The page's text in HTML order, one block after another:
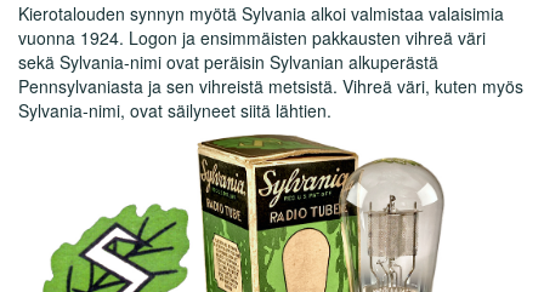
Kierotalouden synnyn myötä Sylvania alkoi valmistaa valaisimia
vuonna 1924. Logon ja ensimmäisten pakkausten vihreä väri
sekä Sylvania-nimi ovat peräisin Sylvanian alkuperästä
Pennsylvaniasta ja sen vihreistä metsistä. Vihreä väri, kuten myös
Sylvania-nimi, ovat säilyneet siitä lähtien.